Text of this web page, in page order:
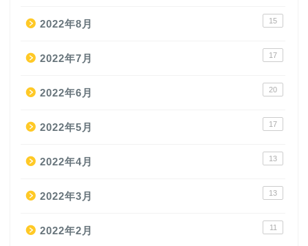
2022年8月 15
2022年7月 17
2022年6月 20
2022年5月 17
2022年4月 13
2022年3月 13
2022年2月 11